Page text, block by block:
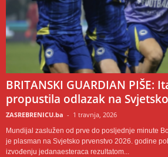
BRITANSKI GUARDIAN PIŠE:
propustila odlazak na
ZASREBRENICU.ba - 1 travnja, 2026
Mundijal zaslužen od prve do posljednje minute
je plasman na Svjetsko prvenstvo 2026. godine
izvođenju jedanaesteraca rezultatom...